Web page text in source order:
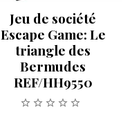
Jeu de société
Escape Game: Le
triangle des
Bermudes
REF/HH9550